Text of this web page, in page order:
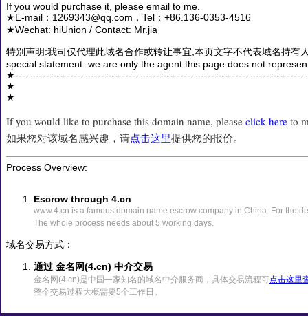
If you would purchase it, please email to me.
★E-mail：1269343@qq.com，Tel：+86.136-0353-4516
★Wechat: hiUnion / Contact: Mr.jia
特别声明:我司仅代理此域名合作或转让事宜,本页文字不代表域名持有
special statement: we are only the agent.this page does not
★
★
If you would like to purchase this domain name, please click here to
如果您对该域名感兴趣，请点击这里提供您的报价。
Process Overview:
Escrow through 4.cn
www.4.cn is a famous domain name escrow company in China. For the
The whole process needs about 5 working days.
域名交易方式：
通过 金名网(4.cn) 中介交易
金名网(4.cn)是中国一家知名的域名中介服务商，具体交易流程可点击这里
整个交易过程大概需要5个工作日。